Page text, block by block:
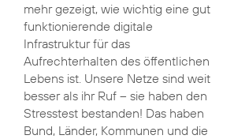
mehr gezeigt, wie wichtig eine gut
funktionierende digitale
Infrastruktur für das
Aufrechterhalten des öffentlichen
Lebens ist. Unsere Netze sind weit
besser als ihr Ruf – sie haben den
Stresstest bestanden! Das haben
Bund, Länder, Kommunen und die